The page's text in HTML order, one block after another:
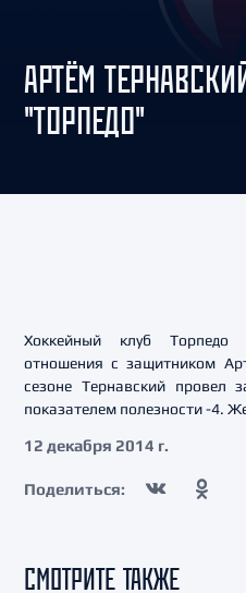
АРТЁМ
"ТОРПЕДО"
Хоккейный клуб Торпедо
отношения с защитником
сезоне Тернавский
показателем полезности -4.
12 декабря 2014 г.
Поделиться:
СМОТРИТЕ ТАКЖЕ